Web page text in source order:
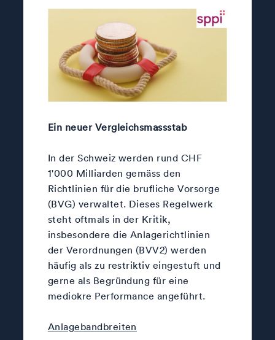
Ein neuer Vergleichsmassstab
In der Schweiz werden rund CHF
1'000 Milliarden gemäss den
Richtlinien für die brufliche Vorsorge
(BVG) verwaltet. Dieses Regelwerk
steht oftmals in der Kritik,
insbesondere die Anlagerichtlinien
der Verordnungen (BVV2) werden
häufig als zu restriktiv eingestuft und
gerne als Begründung für eine
mediokre Performance angeführt.
Anlagebandbreiten